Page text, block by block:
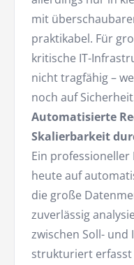
mit
praktikabel. Für
kritische IT-
nicht tragfähig –
noch auf
Automatisierte
Skalierbarkeit
Ein professioneller
heute auf
die große
zuverlässig
zwischen Soll- und
strukturiert